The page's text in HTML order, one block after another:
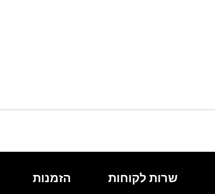
שרות לקוחות הזמנות